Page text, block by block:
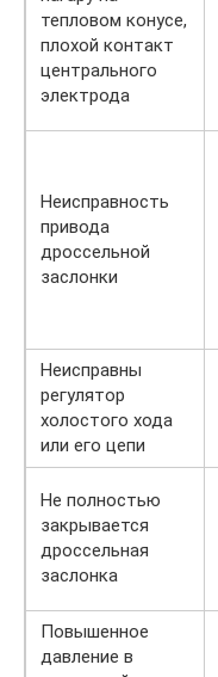
тепловом конусе,
плохой контакт
центрального
электрода
Неисправность
привода
дроссельной
заслонки
Неисправны
регулятор
холостого хода
или его цепи
Не полностью
закрывается
дроссельная
заслонка
Повышенное
давление в